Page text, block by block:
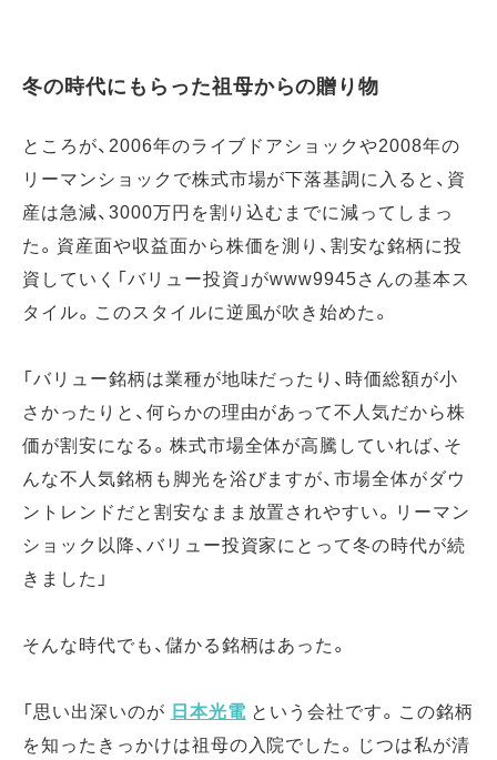
冬の時代にもらった祖母からの贈り物
ところが、2006年のライブドアショックや2008年の
リーマンショックで株式市場が下落基調に入ると、資
産は急減、3000万円を割り込むまでに減ってしまっ
た。資産面や収益面から株価を測り、割安な銘柄に投
資していく「バリュー投資」がwww9945さんの基本ス
タイル。このスタイルに逆風が吹き始めた。
「バリュー銘柄は業種が地味だったり、時価総額が小
さかったりと、何らかの理由があって不人気だから株
価が割安になる。株式市場全体が高騰していれば、そ
んな不人気銘柄も脚光を浴びますが、市場全体がダウ
ントレンドだと割安なまま放置されやすい。リーマン
ショック以降、バリュー投資家にとって冬の時代が続
きました」
そんな時代でも、儲かる銘柄はあった。
「思い出深いのが 日本光電 という会社です。この銘柄
を知ったきっかけは祖母の入院でした。じつは私が清